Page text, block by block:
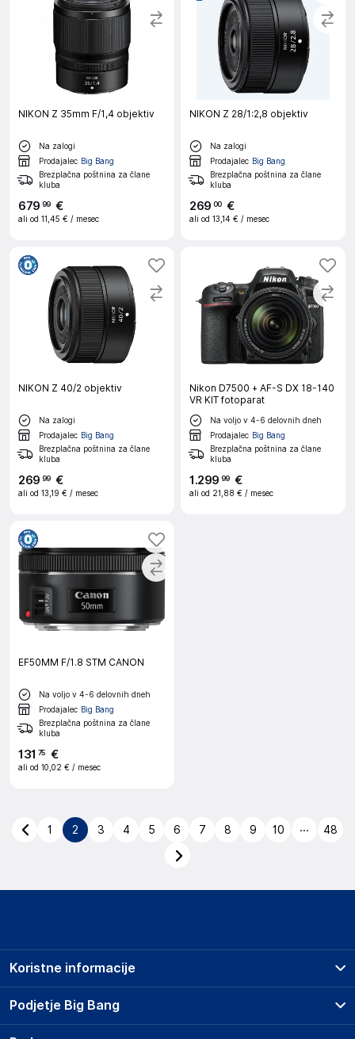
NIKON Z 35mm F/1,4 objektiv
Na zalogi
Prodajalec Big Bang
Brezplačna poštnina za člane
kluba
679 99 €
ali od 11,45 € / mesec
NIKON Z 28/1:2,8 objektiv
Na zalogi
Prodajalec Big Bang
Brezplačna poštnina za člane
kluba
269 00 €
ali od 13,14 € / mesec
NIKON Z 40/2 objektiv
Na zalogi
Prodajalec Big Bang
Brezplačna poštnina za člane
kluba
269 99 €
ali od 13,19 € / mesec
Nikon D7500 + AF-S DX 18-140
VR KIT fotoparat
Na voljo v 4-6 delovnih dneh
Prodajalec Big Bang
Brezplačna poštnina za člane
kluba
1 .299 99 €
ali od 21,88 € / mesec
EF50MM F/1.8 STM CANON
Na voljo v 4-6 delovnih dneh
Prodajalec Big Bang
Brezplačna poštnina za člane
kluba
131 75 €
ali od 10,02 € / mesec
1 2 3 4 5 6 7 8 9 10 ... 48
Podjetje Big Bang
O podjetju
Koristne informacije
Prodajna mesta